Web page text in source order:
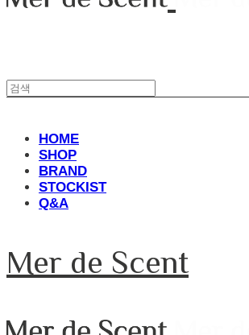
HOME
SHOP
BRAND
STOCKIST
Q&A
Mer de Scent